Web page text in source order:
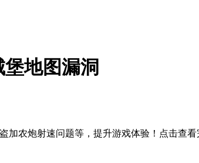
堡地图漏洞
加农炮射速问题等，提升游戏体验！点击查看